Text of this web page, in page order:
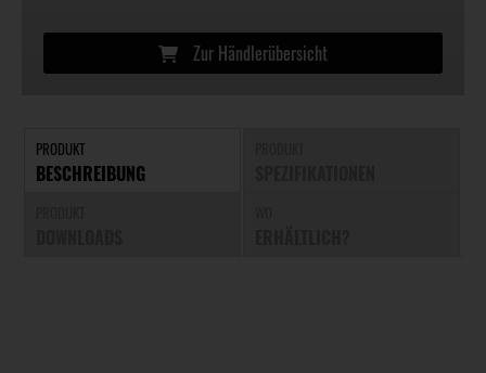
Zur Händlerübersicht
PRODUKT
BESCHREIBUNG